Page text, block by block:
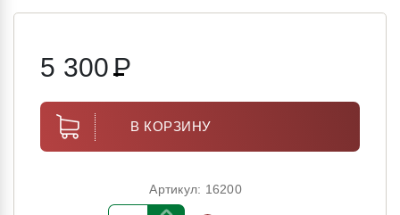
5 300Р
В КОРЗИНУ
Артикул: 16200